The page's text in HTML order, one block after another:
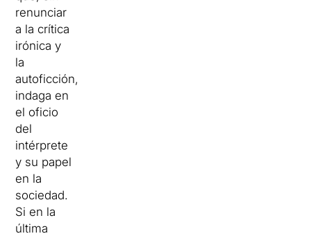
renunciar
a la crítica
irónica y
la
autoficción,
indaga en
el oficio
del
intérprete
y su papel
en la
sociedad.
Si en la
última